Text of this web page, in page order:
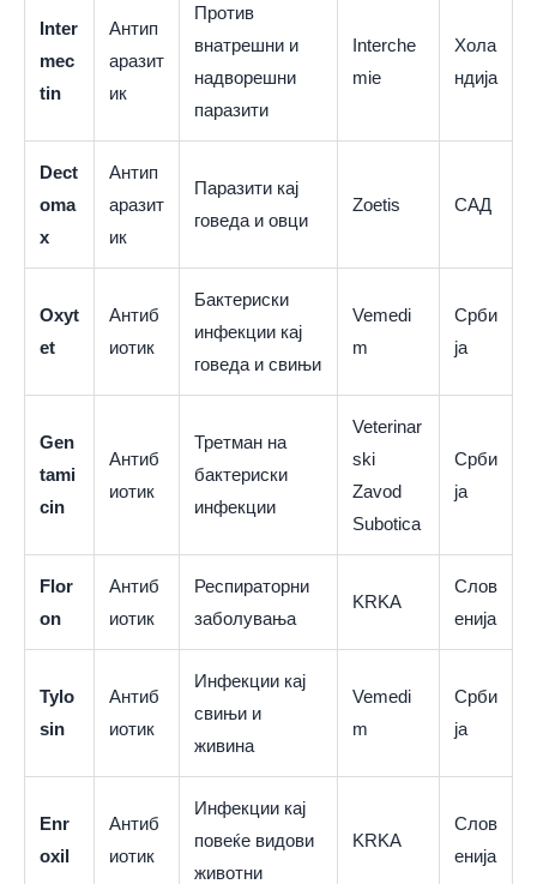
Inter
mec
tin
Антип
аразит
ик
Против
внатрешни и
надворешни
паразити
Interche
mie
Хола
ндија
Dect
oma
x
Антип
аразит
ик
Паразити кај
говеда и овци
Zoetis САД
Oxyt
et
Антиб
иотик
Бактериски
инфекции кај
говеда и свињи
Vemedi
m
Срби
ја
Gen
tami
cin
Антиб
иотик
Третман на
бактериски
инфекции
Veterinar
ski
Zavod
Subotica
Срби
ја
Flor
on
Антиб
иотик
Респираторни
заболувања
KRKA
Слов
енија
Tylo
sin
Антиб
иотик
Инфекции кај
свињи и
живина
Vemedi
m
Срби
ја
Enr
oxil
Антиб
иотик
Инфекции кај
повеќе видови
животни
KRKA
Слов
енија